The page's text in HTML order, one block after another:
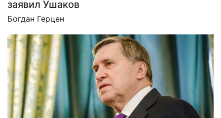
заявил Ушаков
Богдан Герцен